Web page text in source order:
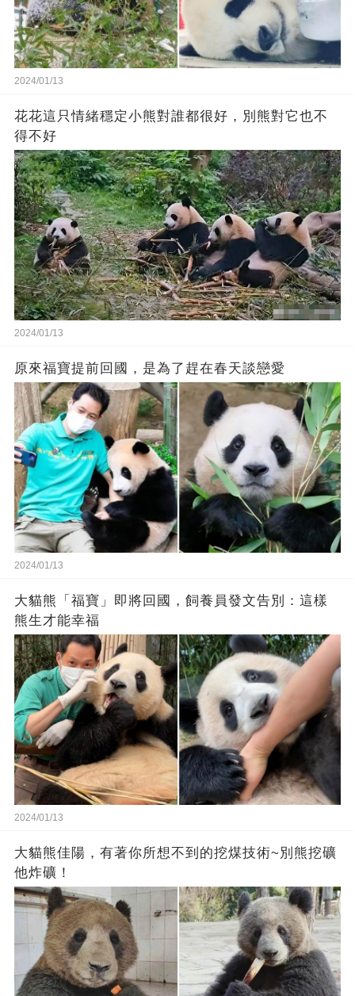
2024/01/13
花花這只情緒穩定小熊對誰都很好，別熊對它也不
得不好
2024/01/13
原來福寶提前回國，是為了趕在春天談戀愛
2024/01/13
大貓熊「福寶」即將回國，飼養員發文告別：這樣
熊生才能幸福
2024/01/13
大貓熊佳陽，有著你所想不到的挖煤技術~別熊挖礦
他炸礦！